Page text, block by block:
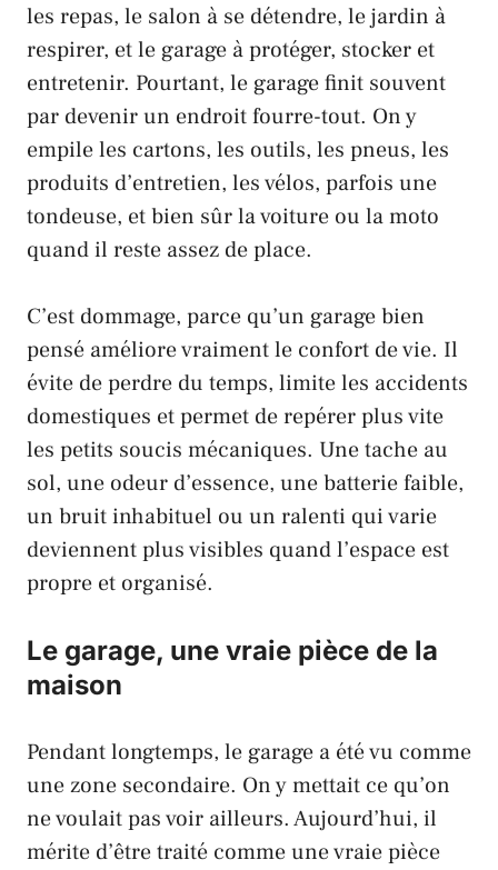
les repas, le salon à se détendre, le jardin à
respirer, et le garage à protéger, stocker et
entretenir. Pourtant, le garage finit souvent
par devenir un endroit fourre-tout. On y
empile les cartons, les outils, les pneus, les
produits d’entretien, les vélos, parfois une
tondeuse, et bien sûr la voiture ou la moto
quand il reste assez de place.
C’est dommage, parce qu’un garage bien
pensé améliore vraiment le confort de vie. Il
évite de perdre du temps, limite les accidents
domestiques et permet de repérer plus vite
les petits soucis mécaniques. Une tache au
sol, une odeur d’essence, une batterie faible,
un bruit inhabituel ou un ralenti qui varie
deviennent plus visibles quand l’espace est
propre et organisé.
Le garage, une vraie pièce de la
maison
Pendant longtemps, le garage a été vu comme
une zone secondaire. On y mettait ce qu’on
ne voulait pas voir ailleurs. Aujourd’hui, il
mérite d’être traité comme une vraie pièce